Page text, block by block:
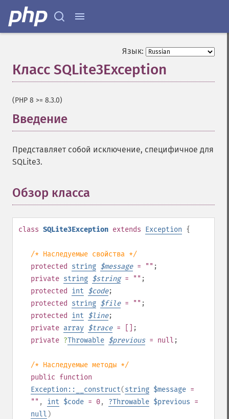
Язык:
Класс SQLite3Exception
(PHP 8 >= 8.3.0)
Введение
Представляет собой исключение, специфичное для
SQLite3.
Обзор класса
class SQLite3Exception extends Exception {
/* Наследуемые свойства */
protected
string $message= "" ;
private string $string= "" ;
protected
int $code;
protected
string $file= "" ;
protected
int $line;
private array $trace= []
;
private ?Throwable $previous= null ;
/* Наследуемые методы */
public function
Exception::__construct(string $message =
"" , int $code = 0, ?Throwable $previous =
null )